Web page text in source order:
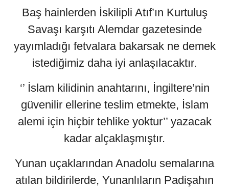
Baş hainlerden İskilipli Atıf’ın Kurtuluş
Savaşı karşıtı Alemdar gazetesinde
yayımladığı fetvalara bakarsak ne demek
istediğimiz daha iyi anlaşılacaktır.
‘’ İslam kilidinin anahtarını, İngiltere’nin
güvenilir ellerine teslim etmekte, İslam
alemi için hiçbir tehlike yoktur’’ yazacak
kadar alçaklaşmıştır.
Yunan uçaklarından Anadolu semalarına
atılan bildirilerde, Yunanlıların Padişahın